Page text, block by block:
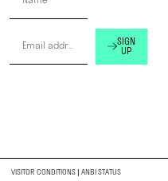
SIGN
UP
VISITOR CONDITIONS|ANBI STATUS